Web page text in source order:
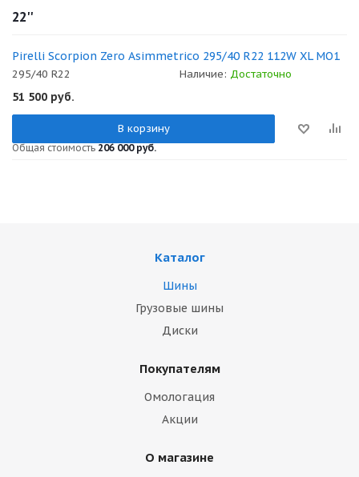
22''
Pirelli Scorpion Zero Asimmetrico 295/40 R22 112W XL MO1
295/40 R22 Наличие: Достаточно
51 500 руб.
В корзину
Общая стоимость 206 000 руб.
Каталог
Шины
Грузовые шины
Диски
Покупателям
Омологация
Акции
О магазине